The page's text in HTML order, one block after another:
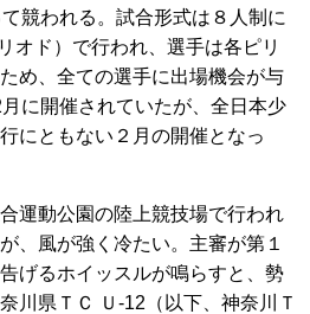
競われる。試合形式は８人制に
オド）で行われ、選手は各ピリ
め、全ての選手に出場機会が与
に開催されていたが、全日本少
にともない２月の開催となっ
運動公園の陸上競技場で行われ
、風が強く冷たい。主審が第１
げるホイッスルが鳴らすと、勢
川県ＴＣ Ｕ-12（以下、神奈川Ｔ